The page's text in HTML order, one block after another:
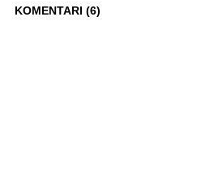
KOMENTARI (6)